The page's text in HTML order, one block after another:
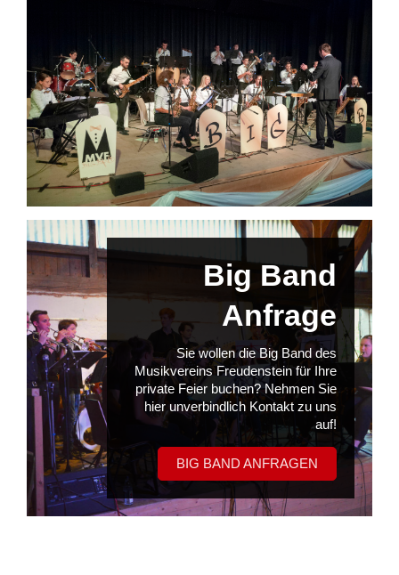
Big Band
Anfrage
Sie wollen die Big Band des
Musikvereins Freudenstein für Ihre
private Feier buchen? Nehmen Sie
hier unverbindlich Kontakt zu uns
auf!
BIG BAND ANFRAGEN